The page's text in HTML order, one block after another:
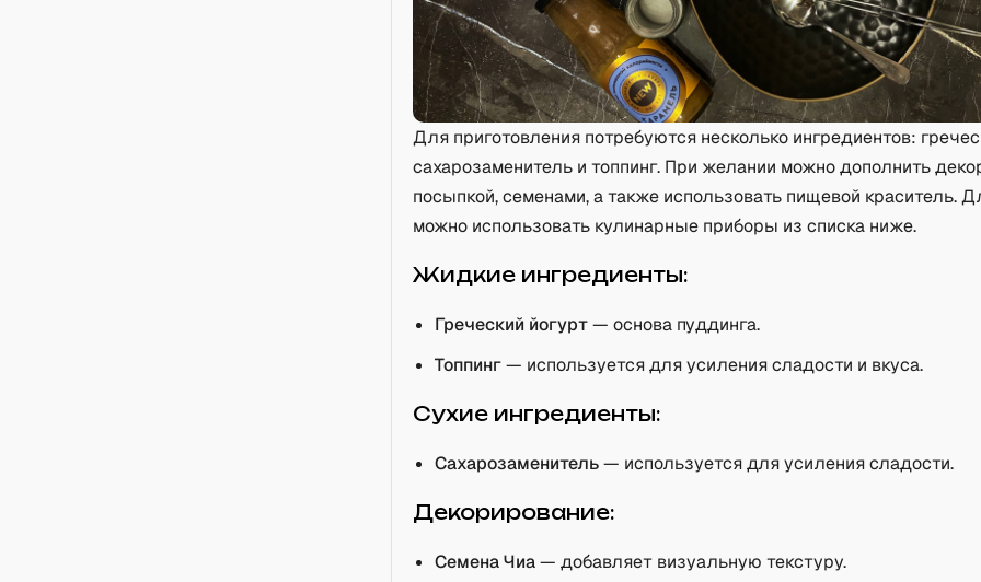
Для приготовления потребуются несколько ингредиентов:
сахарозаменитель и топпинг. При желании можно дополнить
посыпкой, семенами, а также использовать пищевой краситель.
можно использовать кулинарные приборы из списка ниже.
Жидкие ингредиенты:
Греческий йогурт— основа пуддинга.
Топпинг— используется для усиления сладости и вкуса.
Сухие ингредиенты:
Сахарозаменитель— используется для усиления сладости.
Декорирование:
Семена Чиа— добавляет визуальную текстуру.